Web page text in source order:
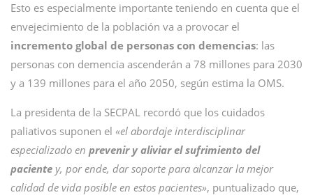
Esto es especialmente importante teniendo en cuenta que el
envejecimiento de la población va a provocar el
incremento global de personas con demencias: las
personas con demencia ascenderán a 78 millones para 2030
y a 139 millones para el año 2050, según estima la OMS.
La presidenta de la SECPAL recordó que los cuidados
paliativos suponen el «el abordaje interdisciplinar
especializado en prevenir y aliviar el sufrimiento del
paciente y, por ende, dar soporte para alcanzar la mejor
calidad de vida posible en estos pacientes», puntualizado que,